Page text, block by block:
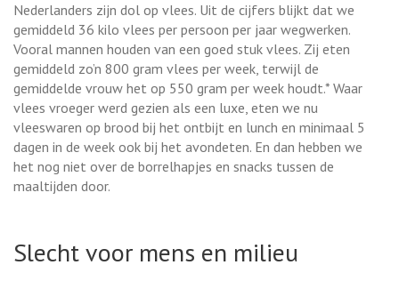
Nederlanders zijn dol op vlees. Uit de cijfers blijkt dat we
gemiddeld 36 kilo vlees per persoon per jaar wegwerken.
Vooral mannen houden van een goed stuk vlees. Zij eten
gemiddeld zo’n 800 gram vlees per week, terwijl de
gemiddelde vrouw het op 550 gram per week houdt.* Waar
vlees vroeger werd gezien als een luxe, eten we nu
vleeswaren op brood bij het ontbijt en lunch en minimaal 5
dagen in de week ook bij het avondeten. En dan hebben we
het nog niet over de borrelhapjes en snacks tussen de
maaltijden door.
Slecht voor mens en milieu